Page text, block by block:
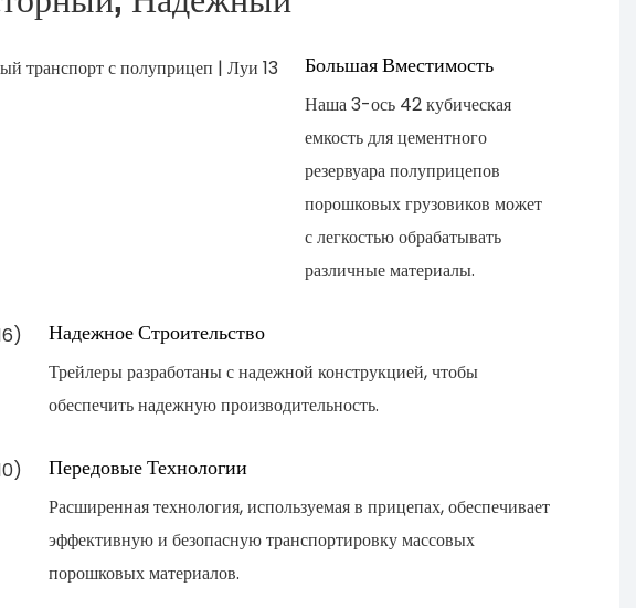
Большая Вместимость
Наша 3-ось 42 кубическая
емкость для цементного
резервуара полуприцепов
порошковых грузовиков может
с легкостью обрабатывать
различные материалы.
Надежное Строительство
Трейлеры разработаны с надежной конструкцией, чтобы
обеспечить надежную производительность.
Передовые Технологии
Расширенная технология, используемая в прицепах, обеспечивает
эффективную и безопасную транспортировку массовых
порошковых материалов.